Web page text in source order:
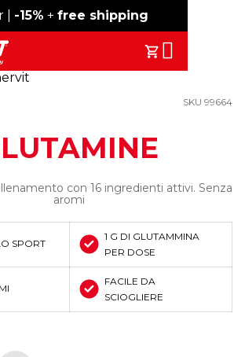
gratuita sopra i 49€
| -15% + free shipping
Il Tuo
Search
SKU 99664
con 16 ingredienti attivi. Senza
aromi
SPORT
1 G DI GLUTAMMINA
PER DOSE
FACILE DA
SCIOGLIERE